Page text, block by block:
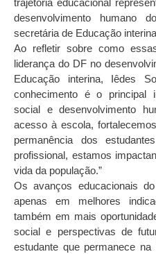
trajetória educacional
desenvolvimento humano
secretária de Educação interina
Ao refletir sobre como
liderança do DF no
Educação interina, Iêdes
conhecimento é o principal
social e desenvolvimento
acesso à escola,
permanência dos
profissional, estamos
vida da população.”
Os avanços educacionais
apenas em melhores
também em mais
social e perspectivas de
estudante que permanece